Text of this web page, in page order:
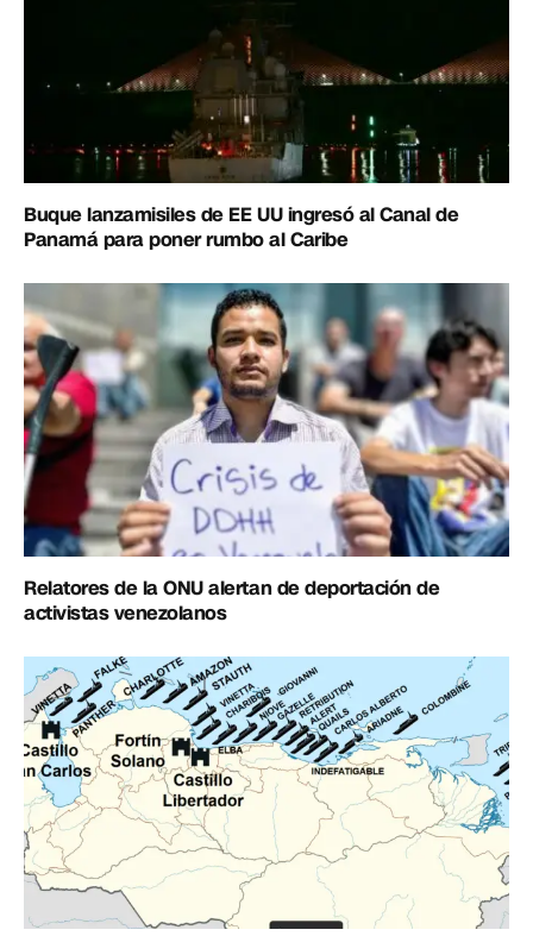
Buque lanzamisiles de EE UU ingresó al Canal de
Panamá para poner rumbo al Caribe
Relatores de la ONU alertan de deportación de
activistas venezolanos